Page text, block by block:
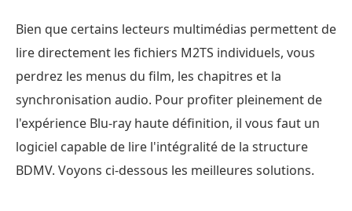
Bien que certains lecteurs multimédias permettent de
lire directement les fichiers M2TS individuels, vous
perdrez les menus du film, les chapitres et la
synchronisation audio. Pour profiter pleinement de
l'expérience Blu-ray haute définition, il vous faut un
logiciel capable de lire l'intégralité de la structure
BDMV. Voyons ci-dessous les meilleures solutions.